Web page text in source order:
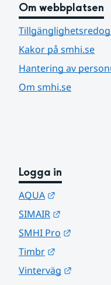
Om webbplatsen
Kakor på smhi.se
Hantering av
Om smhi.se
Logga in
AQUA
SIMAIR
SMHI Pro
Timbr
Vinterväg